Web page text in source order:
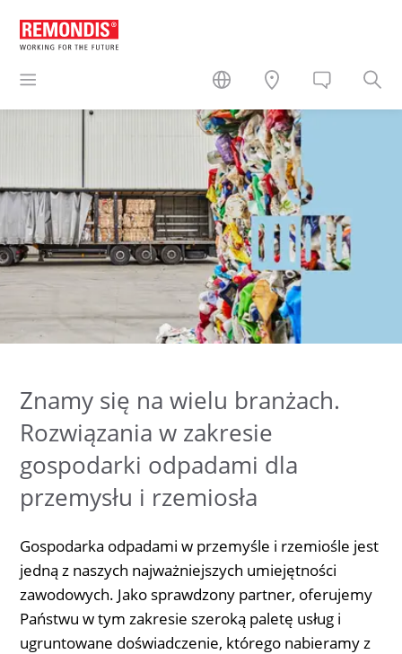
Znamy się na wielu branżach.
Rozwiązania w zakresie
gospodarki odpadami dla
przemysłu i rzemiosła
Gospodarka odpadami w przemyśle i rzemiośle jest
jedną z naszych najważniejszych umiejętności
zawodowych. Jako sprawdzony partner, oferujemy
Państwu w tym zakresie szeroką paletę usług i
ugruntowane doświadczenie, którego nabieramy z